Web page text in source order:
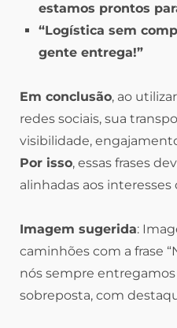
estamos prontos
“Logística sem
gente entrega!”
Em conclusão, ao
redes sociais, sua
visibilidade,
Por isso, essas frases
alinhadas aos
Imagem sugerida:
caminhões com a frase
nós sempre
sobreposta, com